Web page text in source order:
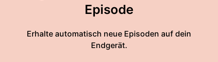
Episode
Erhalte automatisch neue Episoden auf dein
Endgerät.